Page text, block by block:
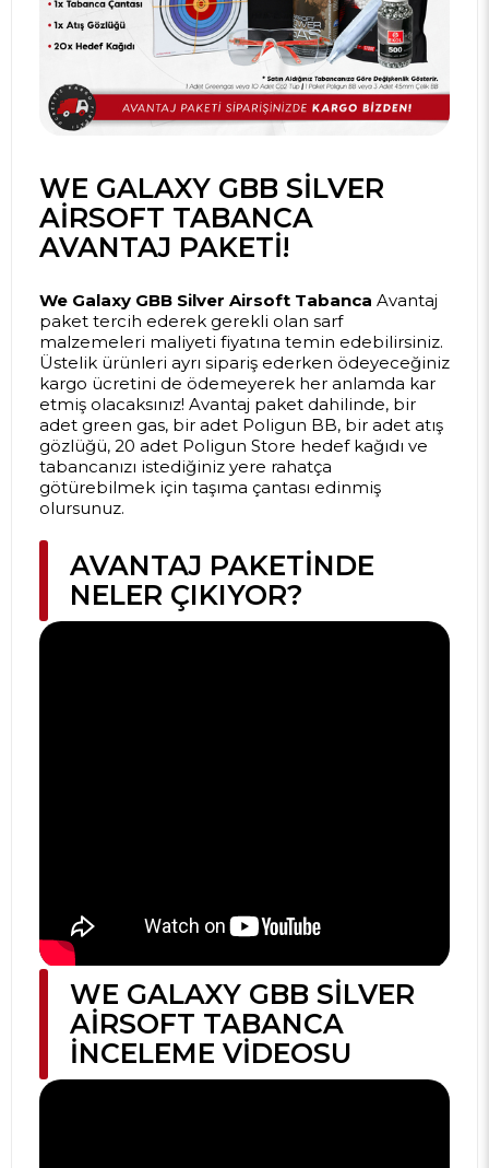
WE GALAXY GBB SILVER
AIRSOFT TABANCA
AVANTAJ PAKETI!
We Galaxy GBB Silver Airsoft Tabanca Avantaj
paket tercih ederek gerekli olan sarf
malzemeleri maliyeti fiyatına temin edebilirsiniz.
Üstelik ürünleri ayrı sipariş ederken ödeyeceğiniz
kargo ücretini de ödemeyerek her anlamda kar
etmiş olacaksınız! Avantaj paket dahilinde, bir
adet green gas, bir adet Poligun BB, bir adet atış
gözlüğü, 20 adet Poligun Store hedef kağıdı ve
tabancanızı istediğiniz yere rahatça
götürebilmek için taşıma çantası edinmiş
olursunuz.
AVANTAJ PAKETINDE
NELER ÇIKIYOR?
WE GALAXY GBB SILVER
AIRSOFT TABANCA
İNCELEME VIDEOSU